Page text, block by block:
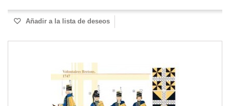
Añadir a la lista de deseos